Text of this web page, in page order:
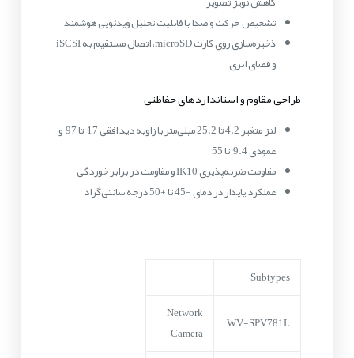
تشخیص حرکت و صدا با قابلیت تحلیل ویدئویی هوشمند
ذخیره‌سازی روی کارت microSD، اتصال مستقیم به iSCSI
و فضای ابری
طراحی مقاوم و استانداردهای حفاظتی
لنز متغیر 4.2 تا 25.2 میلی‌متر با زاویه دید افقی 17° تا 97° و
عمودی 9.4° تا 55°
مقاومت ضربه‌پذیری IK10 و مقاومت در برابر خوردگی
عملکرد پایدار در دمای -45 تا +50 درجه سانتی‌گراد
Subtypes
WV-SPV781L
Network
Camera